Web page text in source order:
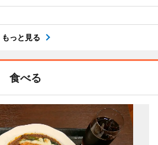
もっと見る
食べる